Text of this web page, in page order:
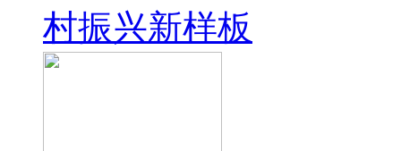
村振兴新样板